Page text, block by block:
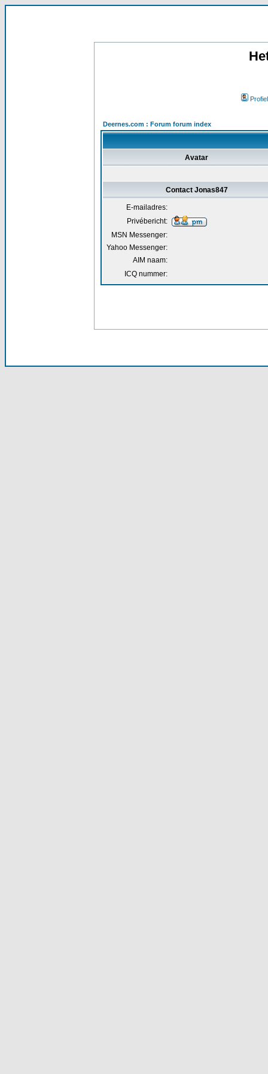
Profiel
Deernes.com : Forum forum index
Avatar
Contact Jonas847
E-mailadres:
Privébericht:
MSN Messenger:
Yahoo Messenger:
AIM naam:
ICQ nummer: